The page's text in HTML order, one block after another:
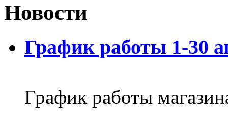
Новости
График работы 1-30
График работы